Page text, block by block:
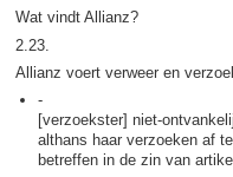
Wat vindt Allianz?
2.23.
Allianz voert verweer en
-
[verzoekster] niet-
althans haar verzoeken af
betreffen in de zin van